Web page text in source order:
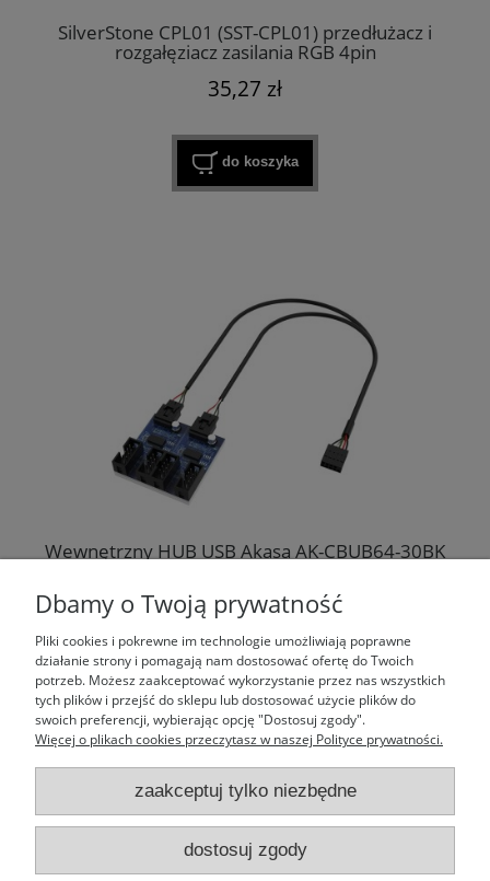
SilverStone CPL01 (SST-CPL01) przedłużacz i
rozgałęziacz zasilania RGB 4pin
35,27 zł
do koszyka
Wewnętrzny HUB USB Akasa AK-CBUB64-30BK
77,77 zł
do koszyka
Moje konto
Laufparts
Dbamy o Twoją prywatność
Pliki cookies i pokrewne im technologie umożliwiają poprawne
działanie strony i pomagają nam dostosować ofertę do Twoich
potrzeb. Możesz zaakceptować wykorzystanie przez nas wszystkich
tych plików i przejść do sklepu lub dostosować użycie plików do
swoich preferencji, wybierając opcję "Dostosuj zgody".
Więcej o plikach cookies przeczytasz w naszej Polityce prywatności.
zaakceptuj tylko niezbędne
dostosuj zgody